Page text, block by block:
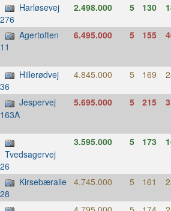
Harløsevej
276
2.498.000 5 130
Agertoften
11
6.495.000 5 155
Hillerødvej
36
4.845.000 5 169
Jespervej
163A
5.695.000 5 215
Tvedsagervej
26
3.595.000 5 173
Kirsebæralle
28
4.745.000 5 161